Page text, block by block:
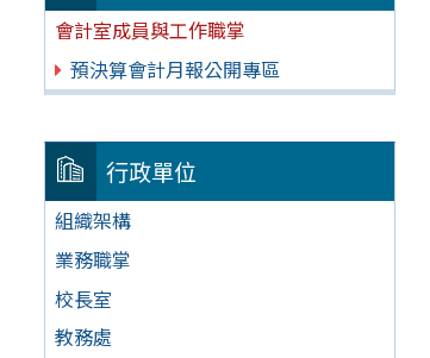
會計室成員與工作職掌
預決算會計月報公開專區
行政單位
組織架構
業務職掌
校長室
教務處